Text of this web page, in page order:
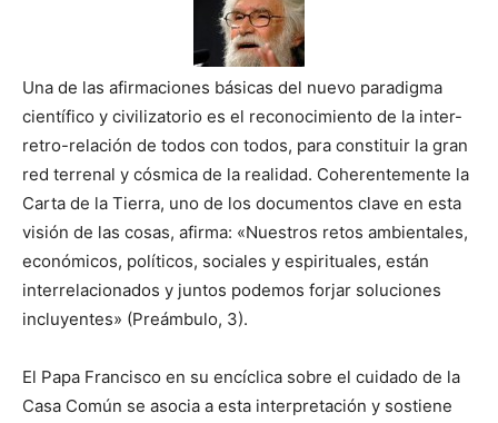
Una de las afirmaciones básicas del nuevo paradigma
científico y civilizatorio es el reconocimiento de la inter-
retro-relación de todos con todos, para constituir la gran
red terrenal y cósmica de la realidad. Coherentemente la
Carta de la Tierra, uno de los documentos clave en esta
visión de las cosas, afirma: «Nuestros retos ambientales,
económicos, políticos, sociales y espirituales, están
interrelacionados y juntos podemos forjar soluciones
incluyentes» (Preámbulo, 3).
El Papa Francisco en su encíclica sobre el cuidado de la
Casa Común se asocia a esta interpretación y sostiene